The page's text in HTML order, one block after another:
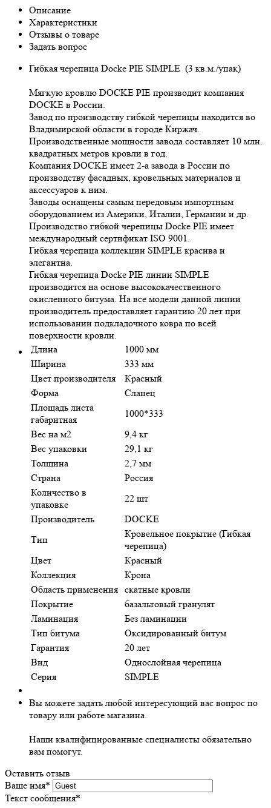
Описание
Характеристики
Отзывы о товаре
Задать вопрос
Гибкая черепица Docke PIE SIMPLE (3 кв.м./упак)
Мягкую кровлю DOCKE PIE производит компания
DOCKE в России.
Завод по производству гибкой черепицы находится во
Владимирской области в городе Киржач.
Производственные мощности завода составляет 10 млн.
квадратных метров кровли в год.
Компания DOCKE имеет 2-а завода в России по
производству фасадных, кровельных материалов и
аксессуаров к ним.
Заводы оснащены самым передовым импортным
оборудованием из Америки, Италии, Германии и др.
Производство гибкой черепицы Docke PIE имеет
международный сертификат ISO 9001.
Гибкая черепица коллекции SIMPLE красива и
элегантна.
Гибкая черепица Docke PIE линии SIMPLE
производится на основе высококачественного
окисленного битума. На все модели данной линии
производитель предоставляет гарантию 20 лет при
использовании подкладочного ковра по всей
поверхности кровли.
Длина
1000 мм
Ширина
333 мм
Цвет производителя
Красный
Форма
Сланец
Площадь листа
габаритная
1000*333
Вес на м2
9,4 кг
Вес упаковки
29,1 кг
Толщина
2,7 мм
Страна
Россия
Количество в
упаковке
22 шт
Производитель
DOCKE
Тип
Кровельное покрытие (Гибкая
черепица)
Цвет
Красный
Коллекция
Крона
Область применения скатные кровли
Покрытие
базальтовый гранулят
Ламинация
Без ламинации
Тип битума
Оксидированный битум
Гарантия
20 лет
Вид
Однослойная черепица
Серия
SIMPLE
Вы можете задать любой интересующий вас вопрос по
товару или работе магазина.
Наши квалифицированные специалисты обязательно
вам помогут.
Оставить отзыв
Ваше имя*
Текст сообщения*